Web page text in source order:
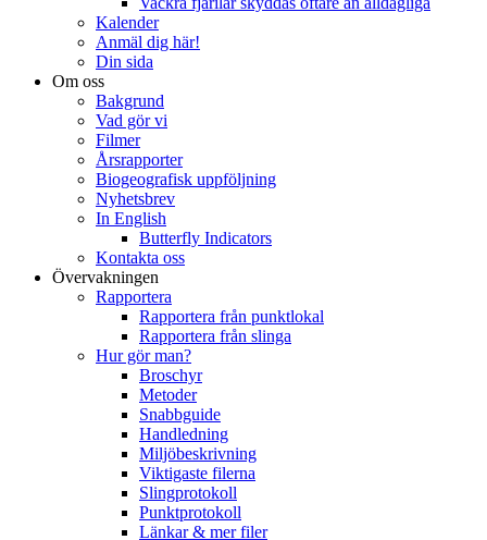
Kalender
Anmäl dig här!
Din sida
Om oss
Bakgrund
Vad gör vi
Filmer
Årsrapporter
Biogeografisk uppföljning
Nyhetsbrev
In English
Butterfly Indicators
Kontakta oss
Övervakningen
Rapportera
Rapportera från punktlokal
Rapportera från slinga
Hur gör man?
Broschyr
Metoder
Snabbguide
Handledning
Miljöbeskrivning
Viktigaste filerna
Slingprotokoll
Punktprotokoll
Länkar & mer filer